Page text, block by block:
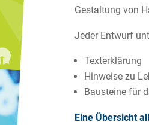
Gestaltung von
Jeder Entwurf
Texterklärung
Hinweise zu
Bausteine für
Eine Übersicht